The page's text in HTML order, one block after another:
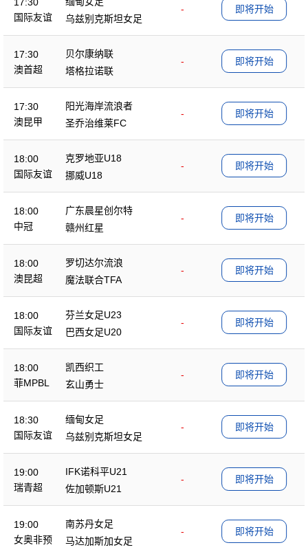
国际友谊
-
乌兹别克斯坦女足
即将开始
17:30
澳首超
贝尔康纳联
-
塔格拉诺联
即将开始
17:30
澳昆甲
阳光海岸流浪者
-
圣乔治维莱FC
即将开始
18:00
国际友谊
克罗地亚U18
-
挪威U18
即将开始
18:00
中冠
广东晨星创尔特
-
赣州红星
即将开始
18:00
澳昆超
罗切达尔流浪
-
魔法联合TFA
即将开始
18:00
国际友谊
芬兰女足U23
-
巴西女足U20
即将开始
18:00
菲MPBL
凯西织工
-
玄山勇士
即将开始
18:30
国际友谊
缅甸女足
-
乌兹别克斯坦女足
即将开始
19:00
瑞青超
IFK诺科平U21
-
佐加顿斯U21
即将开始
19:00
女奥非预
南苏丹女足
-
马达加斯加女足
即将开始